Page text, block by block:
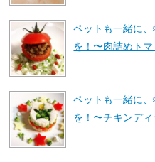
ペットも一緒に
を！〜肉詰めト
ペットも一緒に
を！〜チキンデ